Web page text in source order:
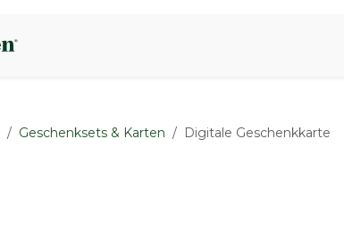
Geschenksets & Karten Digitale Geschenkkarte